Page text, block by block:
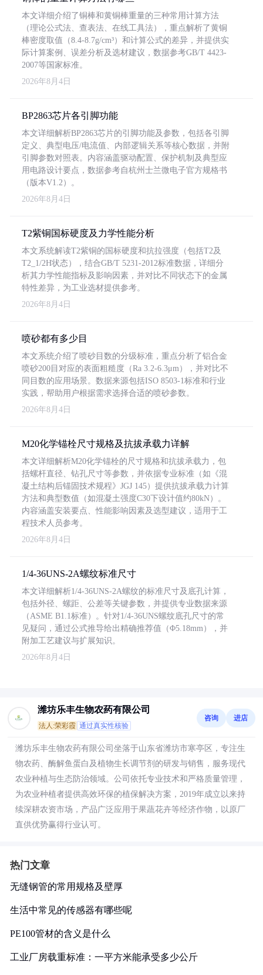
本文详细介绍了铜棒和黄铜棒重量的三种常用计算方法
（理论公式法、查表法、在线工具法），重点解析了黄铜
棒密度取值（8.4-8.7g/cm³）和计算公式的差异，并提供实
际计算案例、误差分析及选材建议，数据参考GB/T 4423-
2007等国家标准。
2026年8月4日
BP2863芯片各引脚功能
本文详细解析BP2863芯片的引脚功能及参数，包括各引脚
定义、典型电压/电流值、内部逻辑关系等核心数据，并附
引脚参数对照表。内容涵盖驱动配置、保护机制及典型应
用电路设计要点，数据参考自杭州士兰微电子官方规格书
（版本V1.2）。
2026年8月4日
T2紫铜国标硬度及力学性能分析
本文系统解读T2紫铜的国标硬度和抗拉强度（包括T2及
T2_1/2H状态），结合GB/T 5231-2012标准数据，详细分
析其力学性能指标及影响因素，并对比不同状态下的金属
特性差异，为工业选材提供参考。
2026年8月4日
喷砂都有多少目
本文系统介绍了喷砂目数的分级标准，重点分析了铝合金
喷砂200目对应的表面粗糙度（Ra 3.2-6.3μm），并对比不
同目数的应用场景。数据来源包括ISO 8503-1标准和行业
实践，帮助用户根据需求选择合适的喷砂参数。
2026年8月4日
M20化学锚栓尺寸规格及抗拔承载力详解
本文详细解析M20化学锚栓的尺寸规格和抗拔承载力，包
括螺杆直径、钻孔尺寸等参数，并依据专业标准（如《混
凝土结构后锚固技术规程》JGJ 145）提供抗拔承载力计算
方法和典型数值（如混凝土强度C30下设计值约80kN）。
内容涵盖安装要点、性能影响因素及选型建议，适用于工
程技术人员参考。
2026年8月4日
1/4-36UNS-2A螺纹标准尺寸
本文详细解析1/4-36UNS-2A螺纹的标准尺寸及底孔计算，
包括外径、螺距、公差等关键参数，并提供专业数据来源
（ASME B1.1标准）。针对1/4-36UNS螺纹底孔尺寸的常
见疑问，通过公式推导给出精确推荐值（Φ5.18mm），并
附加工艺建议与扩展知识。
2026年8月4日
潍坊乐丰生物农药有限公司
法人:荣彩霞 通过真实性核验
咨询 进店
潍坊乐丰生物农药有限公司坐落于山东省潍坊市寒亭区，专注生
物农药、酶解鱼蛋白及植物生长调节剂的研发与销售，服务现代
农业种植与生态防治领域。公司依托专业技术和严格质量管理，
为农业种植者提供高效环保的植保解决方案，2019年成立以来持
续深耕农资市场，产品广泛应用于果蔬花卉等经济作物，以原厂
直供优势赢得行业认可。
热门文章
无缝钢管的常用规格及壁厚
生活中常见的传感器有哪些呢
PE100管材的含义是什么
工业厂房载重标准：一平方米能承受多少公斤